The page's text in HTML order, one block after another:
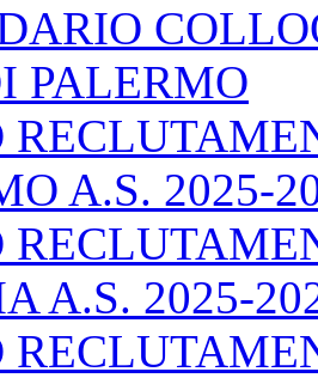
PALERMO
A.S. 2025-
A.S. 2025-